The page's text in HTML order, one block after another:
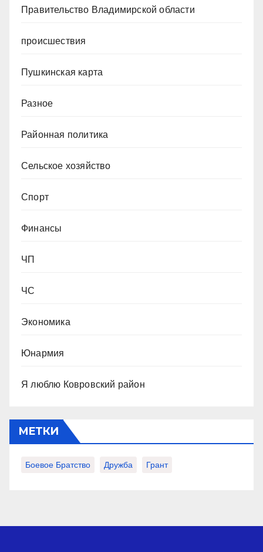
Правительство Владимирской области
происшествия
Пушкинская карта
Разное
Районная политика
Сельское хозяйство
Спорт
Финансы
ЧП
ЧС
Экономика
Юнармия
Я люблю Ковровский район
МЕТКИ
Боевое Братство Дружба Грант